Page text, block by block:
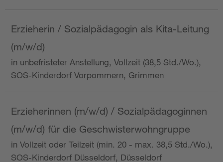
Erzieherin / Sozialpädagogin als Kita-Leitung
(m/w/d)
in unbefristeter Anstellung, Vollzeit (38,5 Std./Wo.),
SOS-Kinderdorf Vorpommern, Grimmen
Erzieherinnen (m/w/d) / Sozialpädagoginnen
(m/w/d) für die Geschwisterwohngruppe
in Vollzeit oder Teilzeit (min. 20 - max. 38,5 Std./Wo.),
SOS-Kinderdorf Düsseldorf, Düsseldorf